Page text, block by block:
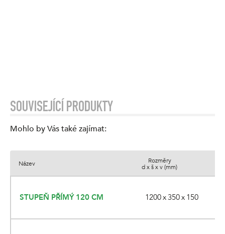
SOUVISEJÍCÍ PRODUKTY
Mohlo by Vás také zajímat:
Název
Rozměry
d x š x v (mm)
STUPEŇ PŘÍMÝ 120 CM 1200 x 350 x 150